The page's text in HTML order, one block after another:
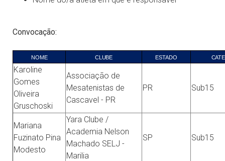
Convocação:
NOME CLUBE ESTADO
Karoline
Gomes
Oliveira
Gruschoski
Associação de
Mesatenistas de
Cascavel - PR
PR Sub15
Mariana
Fuzinato Pina
Modesto
Yara Clube /
Academia Nelson
Machado SELJ -
Marilia
SP Sub15